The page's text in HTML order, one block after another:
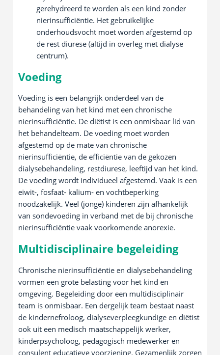
gerehydreerd te worden als een kind zonder
nierinsufficiëntie. Het gebruikelijke
onderhoudsvocht moet worden afgestemd op
de rest diurese (altijd in overleg met dialyse
centrum).
Voeding
Voeding is een belangrijk onderdeel van de
behandeling van het kind met een chronische
nierinsufficiëntie. De diëtist is een onmisbaar lid van
het behandelteam. De voeding moet worden
afgestemd op de mate van chronische
nierinsufficiëntie, de efficiëntie van de gekozen
dialysebehandeling, restdiurese, leeftijd van het kind.
De voeding wordt individueel afgestemd. Vaak is een
eiwit-, fosfaat- kalium- en vochtbeperking
noodzakelijk. Veel (jonge) kinderen zijn afhankelijk
van sondevoeding in verband met de bij chronische
nierinsufficiëntie vaak voorkomende anorexie.
Multidisciplinaire begeleiding
Chronische nierinsufficiëntie en dialysebehandeling
vormen een grote belasting voor het kind en
omgeving. Begeleiding door een multidisciplinair
team is onmisbaar. Een dergelijk team bestaat naast
de kindernefroloog, dialyseverpleegkundige en diëtist
ook uit een medisch maatschappelijk werker,
kinderpsycholoog, pedagogisch medewerker en
consulent educatieve voorziening. Gezamenlijk zorgen